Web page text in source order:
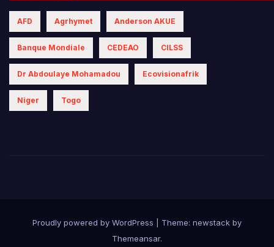
AFD Agrhymet Anderson AKUE
Banque Mondiale CEDEAO CILSS
Dr Abdoulaye Mohamadou Ecovisionafrik
Niger Togo
Proudly powered by WordPress
Theme: newstack by
Themeansar.